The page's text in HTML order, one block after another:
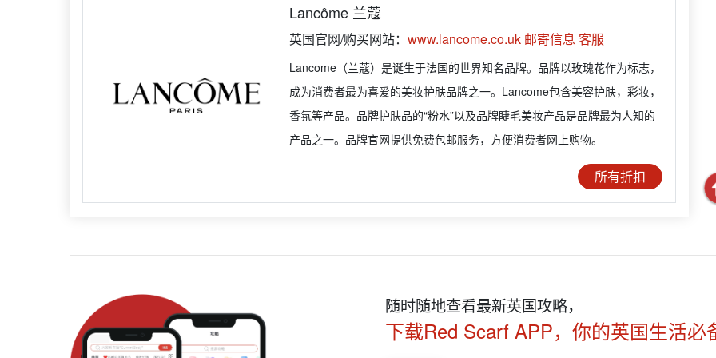
Lancôme 兰蔻
英国官网/购买网站： www.lancome.co.uk 邮寄信息 客服
Lancome（兰蔻）是诞生于法国的世界知名品牌。品牌以玫瑰花作为标志，
成为消费者最为喜爱的美妆护肤品牌之一。Lancome包含美容护肤，彩妆，
香氛等产品。品牌护肤品的“粉水”以及品牌睫毛美妆产品是品牌最为人知的
产品之一。品牌官网提供免费包邮服务，方便消费者网上购物。
所有折扣
随时随地查看最新英国攻略，
下载Red Scarf APP，你的英国生活必